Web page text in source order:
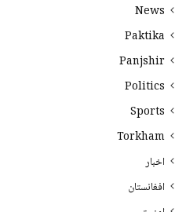
News
Paktika
Panjshir
Politics
Sports
Torkham
اخبار
افغانستان